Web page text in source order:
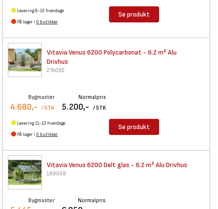
Levering 8-10 hverdage
På lager i 0 butikker
Se produkt
Vitavia Venus 6200 Polycarbonat - 6.2 m² Alu
Drivhus
274092
Bygmaster
4.680,- / STK
Normalpris
5.200,- / STK
Levering 11-13 hverdage
På lager i 0 butikker
Se produkt
Vitavia Venus 6200 Delt glas - 6.2 m² Alu Drivhus
189058
Bygmaster Normalpris